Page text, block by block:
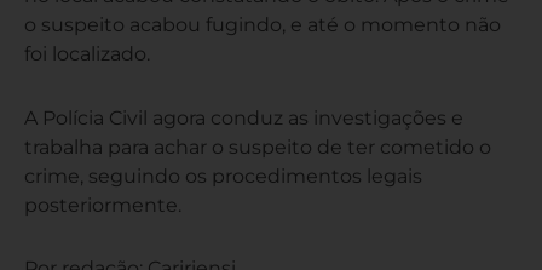
o suspeito acabou fugindo, e até o momento não
foi localizado.
A Polícia Civil agora conduz as investigações e
trabalha para achar o suspeito de ter cometido o
crime, seguindo os procedimentos legais
posteriormente.